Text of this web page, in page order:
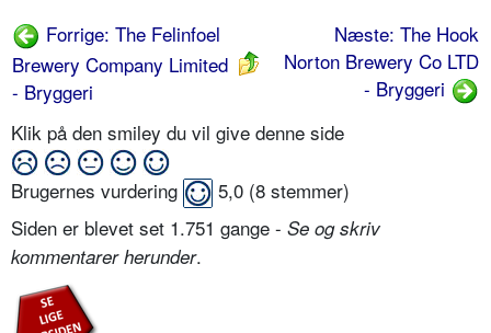
Forrige: The Felinfoel
Brewery Company Limited
- Bryggeri
Næste: The Hook
Norton Brewery Co LTD
- Bryggeri
Klik på den smiley du vil give denne side
Brugernes vurdering 5,0 (8 stemmer)
Siden er blevet set 1.751 gange - Se og skriv
kommentarer herunder.